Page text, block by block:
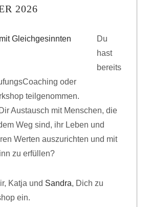
2026
Du
hast
bereits
oder
teilgenommen.
Austausch mit Menschen, die
Weg sind, ihr Leben und
Werten auszurichten und mit
zu erfüllen?
Katja und Sandra, Dich zu
ein.